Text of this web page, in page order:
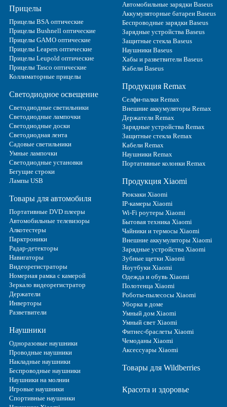
Прицелы
Прицелы BSA оптические
Прицелы Bushnell оптические
Прицелы GAMO оптические
Прицелы Leapers оптические
Прицелы Leupold оптические
Прицелы Tasco оптические
Коллиматорные прицелы
Светодиодное освещение
Светодиодные светильники
Светодиодные лампочки
Светодиодные доски
Светодиодная лента
Садовые светильники
Умные лампочки
Светодиодные установки
Бегущие строки
Лампы USB
Товары для автомобиля
Портативные DVD плееры
Автомобильные телевизоры
Алкотестеры
Парктроники
Радар-детекторы
Навигаторы
Видеорегистраторы
Номерная рамка с камерой
Зеркало видеорегистратор
Держатели
Инверторы
Разветвители
Наушники
Одноразовые наушники
Проводные наушники
Накладные наушники
Беспроводные наушники
Наушники на молнии
Игровые наушники
Спортивные наушники
Автомобильные зарядки Baseus
Аккумуляторные батареи Baseus
Беспроводные зарядки Baseus
Зарядные устройства Baseus
Защитные стекла Baseus
Наушники Baseus
Хабы и разветвители Baseus
Кабели Baseus
Продукция Remax
Селфи-палки Remax
Внешние аккумуляторы Remax
Держатели Remax
Зарядные устройства Remax
Защитные стекла Remax
Кабели Remax
Наушники Remax
Портативные колонки Remax
Продукция Xiaomi
Рюкзаки Xiaomi
IP-камеры Xiaomi
Wi-Fi роутеры Xiaomi
Бытовая техника Xiaomi
Чайники и термосы Xiaomi
Внешние аккумуляторы Xiaomi
Зарядные устройства Xiaomi
Зубные щетки Xiaomi
Ноутбуки Xiaomi
Одежда и обувь Xiaomi
Полотенца Xiaomi
Роботы-пылесосы Xiaomi
Уборка в доме
Умный дом Xiaomi
Умный свет Xiaomi
Фитнес-браслеты Xiaomi
Чемоданы Xiaomi
Аксессуары Xiaomi
Товары для Wildberries
Красота и здоровье